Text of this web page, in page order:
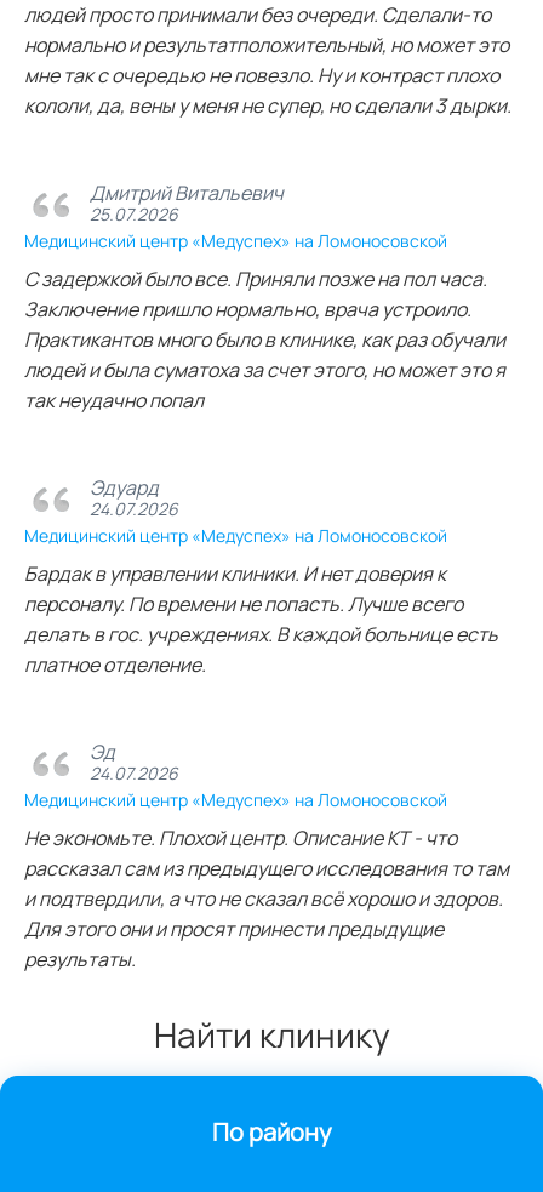
людей просто принимали без очереди. Сделали-то
нормально и результатположительный, но может это
мне так с очередью не повезло. Ну и контраст плохо
кололи, да, вены у меня не супер, но сделали 3 дырки.
Дмитрий Витальевич
25.07.2026
Медицинский центр «Медуспех» на Ломоносовской
С задержкой было все. Приняли позже на пол часа.
Заключение пришло нормально, врача устроило.
Практикантов много было в клинике, как раз обучали
людей и была суматоха за счет этого, но может это я
так неудачно попал
Эдуард
24.07.2026
Медицинский центр «Медуспех» на Ломоносовской
Бардак в управлении клиники. И нет доверия к
персоналу. По времени не попасть. Лучше всего
делать в гос. учреждениях. В каждой больнице есть
платное отделение.
Эд
24.07.2026
Медицинский центр «Медуспех» на Ломоносовской
Не экономьте. Плохой центр. Описание КТ - что
рассказал сам из предыдущего исследования то там
и подтвердили, а что не сказал всё хорошо и здоров.
Для этого они и просят принести предыдущие
результаты.
Найти клинику
По району